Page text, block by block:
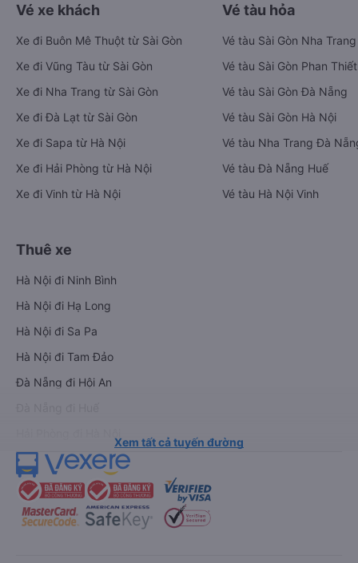
Vé xe khách
Xe đi Buôn Mê Thuột từ Sài Gòn
Xe đi Vũng Tàu từ Sài Gòn
Xe đi Nha Trang từ Sài Gòn
Xe đi Đà Lạt từ Sài Gòn
Xe đi Sapa từ Hà Nội
Xe đi Hải Phòng từ Hà Nội
Xe đi Vinh từ Hà Nội
Vé tàu hỏa
Vé tàu Sài Gòn Nha Trang
Vé tàu Sài Gòn Phan Thiết
Vé tàu Sài Gòn Đà Nẵng
Vé tàu Sài Gòn Hà Nội
Vé tàu Nha Trang Đà
Vé tàu Đà Nẵng Huế
Vé tàu Hà Nội Vinh
Thuê xe
Hà Nội đi Ninh Bình
Hà Nội đi Hạ Long
Hà Nội đi Sa Pa
Hà Nội đi Tam Đảo
Đà Nẵng đi Hội An
Xem tất cả tuyến đường